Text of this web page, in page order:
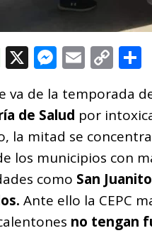
W
at
s
A
p
p
X M
ss
e
n
g
e
r
E
ai
l
C
p
y
Li
n
k r
va de la temporada
de Salud por
la mitad se
los municipios con
como San Juanito
Ante ello la CEPC
no tengan